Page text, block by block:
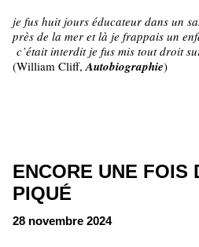
je fus huit jours éducateur dans un
près de la mer et là je frappais un
c’était interdit je fus mis tout droit
(William Cliff,Autobiographie)
ENCORE UNE FOIS
PIQUÉ
28 novembre 2024